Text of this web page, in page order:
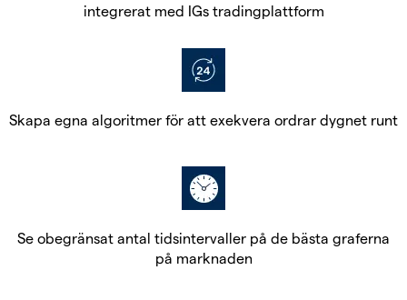
integrerat med IGs tradingplattform
Skapa egna algoritmer för att exekvera ordrar dygnet runt
Se obegränsat antal tidsintervaller på de bästa graferna
på marknaden